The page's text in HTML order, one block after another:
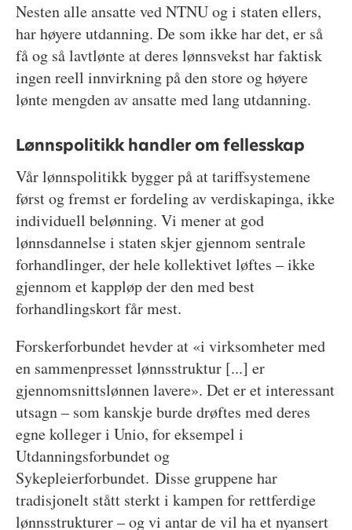
Nesten alle ansatte ved NTNU og i staten ellers,
har høyere utdanning. De som ikke har det, er så
få og så lavtlønte at deres lønnsvekst har faktisk
ingen reell innvirkning på den store og høyere
lønte mengden av ansatte med lang utdanning.
Lønnspolitikk handler om fellesskap
Vår lønnspolitikk bygger på at tariffsystemene
først og fremst er fordeling av verdiskapinga, ikke
individuell belønning. Vi mener at god
lønnsdannelse i staten skjer gjennom sentrale
forhandlinger, der hele kollektivet løftes – ikke
gjennom et kappløp der den med best
forhandlingskort får mest.
Forskerforbundet hevder at «i virksomheter med
en sammenpresset lønnsstruktur [...] er
gjennomsnittslønnen lavere». Det er et interessant
utsagn – som kanskje burde drøftes med deres
egne kolleger i Unio, for eksempel i
Utdanningsforbundet og
Sykepleierforbundet. Disse gruppene har
tradisjonelt stått sterkt i kampen for rettferdige
lønnsstrukturer – og vi antar de vil ha et nyansert